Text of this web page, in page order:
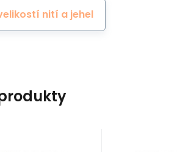
nití a jehel